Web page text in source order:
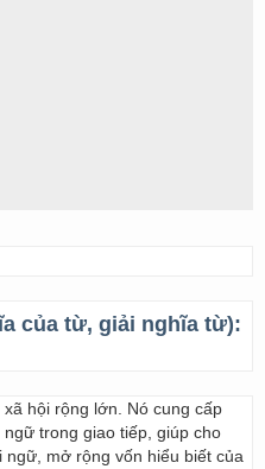
của từ, giải nghĩa từ):
hội rộng lớn. Nó cung cấp
trong giao tiếp, giúp cho
mở rộng vốn hiểu biết của